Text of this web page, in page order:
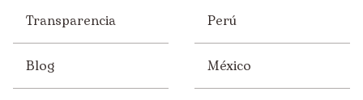
Transparencia
Blog
Perú
México